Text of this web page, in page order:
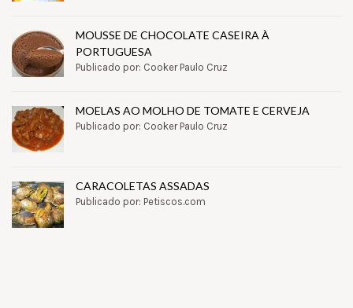
MOUSSE DE CHOCOLATE CASEIRA À
PORTUGUESA
Publicado por: Cooker Paulo Cruz
MOELAS AO MOLHO DE TOMATE E CERVEJA
Publicado por: Cooker Paulo Cruz
CARACOLETAS ASSADAS
Publicado por: Petiscos.com